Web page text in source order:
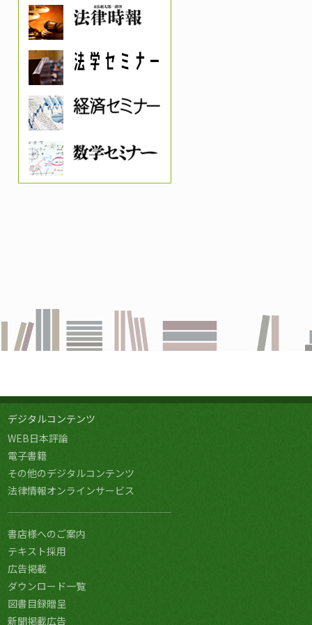
デジタルコンテンツ
WEB日本評論
電子書籍
その他のデジタルコンテンツ
法律情報オンラインサービス
書店様へのご案内
テキスト採用
広告掲載
ダウンロード一覧
図書目録贈呈
新聞掲載広告